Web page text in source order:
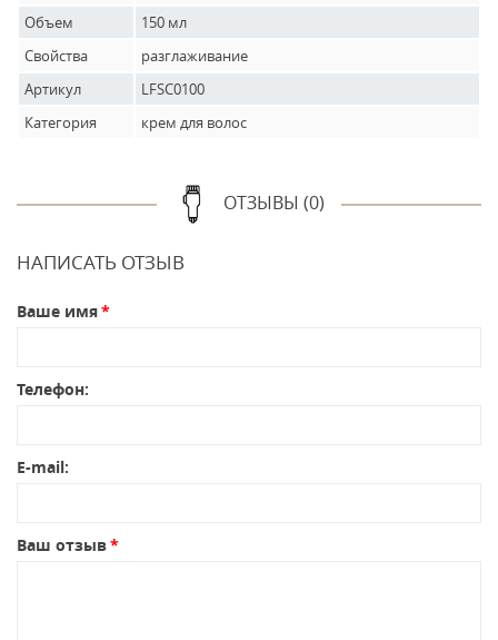
Объем
150 мл
Свойства
разглаживание
Артикул
LFSC0100
Категория
крем для волос
ОТЗЫВЫ (0)
НАПИСАТЬ ОТЗЫВ
Ваше имя
Телефон:
E-mail:
Ваш отзыв